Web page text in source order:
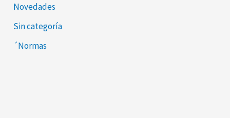
Novedades
Sin categoría
´Normas